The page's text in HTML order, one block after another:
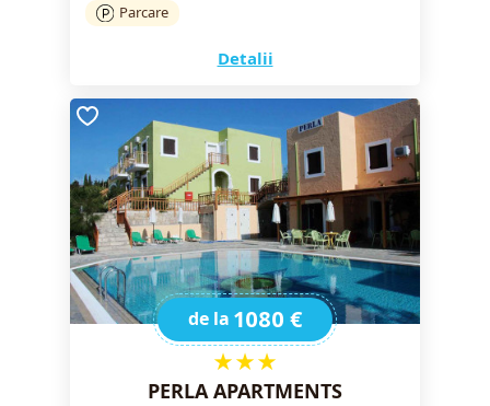
Parcare
Detalii
de la 1080 €
★★★
PERLA APARTMENTS